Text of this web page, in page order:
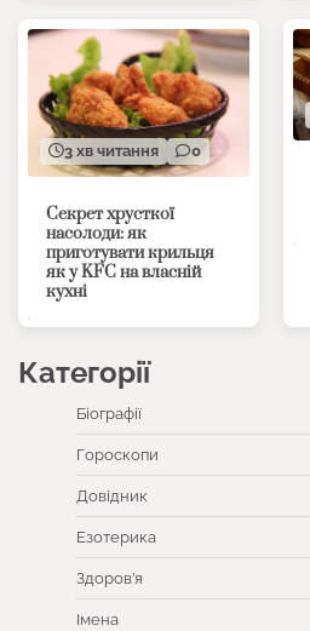
3 хв читання 0
Секрет хрусткої
насолоди: як
приготувати крильця
як у KFC на власній
кухні
Категорії
Біографії
Гороскопи
Довідник
Езотерика
Здоров’я
Імена